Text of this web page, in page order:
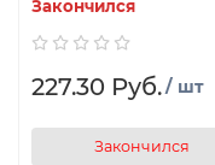
Закончился
227.30 Руб./ шт
Закончился